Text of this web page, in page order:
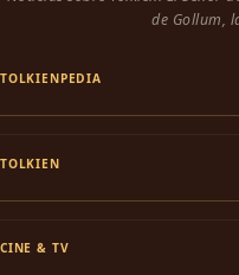
de Gollum,
TOLKIENPEDIA
TOLKIEN
CINE & TV